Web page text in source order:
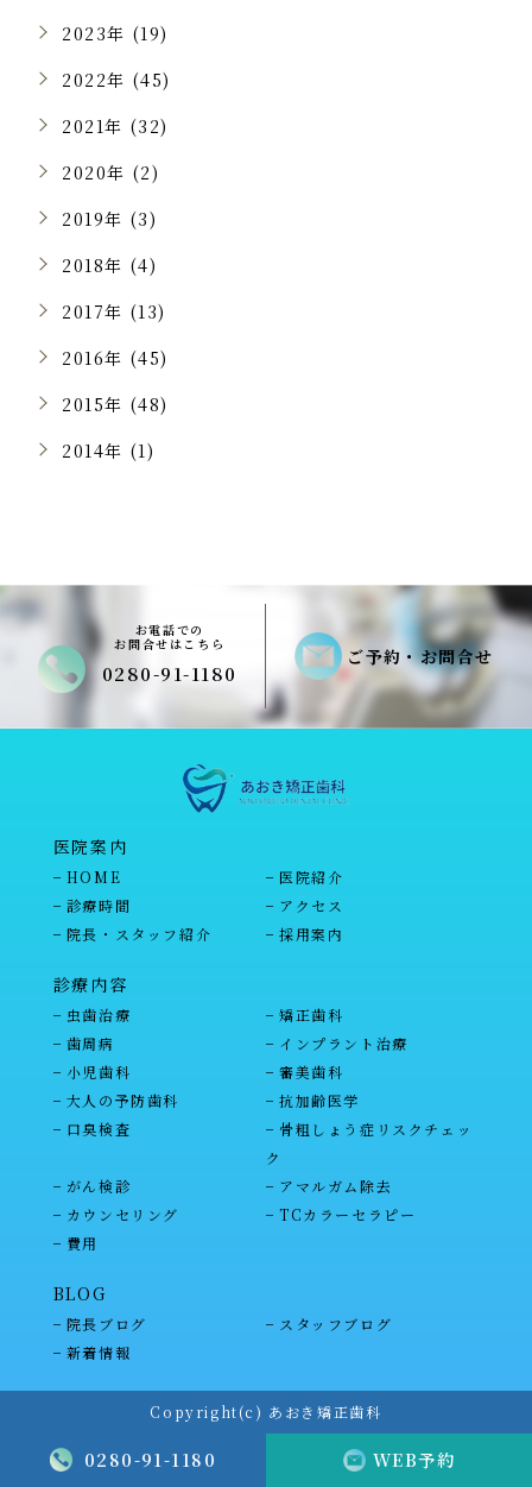
2023年 (19)
2022年 (45)
2021年 (32)
2020年 (2)
2019年 (3)
2018年 (4)
2017年 (13)
2016年 (45)
2015年 (48)
2014年 (1)
お電話での
お問合せはこちら
0280-91-1180
ご予約・お問合せ
医院案内
HOME
医院紹介
診療時間
アクセス
院長・スタッフ紹介
採用案内
診療内容
虫歯治療
矯正歯科
歯周病
インプラント治療
小児歯科
審美歯科
大人の予防歯科
抗加齢医学
口臭検査
骨粗しょう症リスクチェッ
ク
がん検診
アマルガム除去
カウンセリング
TCカラーセラピー
費用
BLOG
院長ブログ
スタッフブログ
新着情報
Copyright(c) あおき矯正歯科
0280-91-1180 WEB予約